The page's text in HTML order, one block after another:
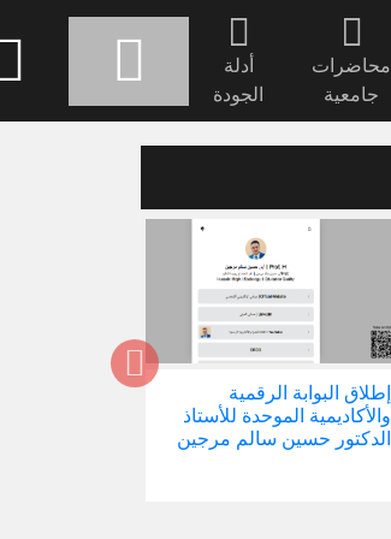
محاضرات
جامعية
أدلة
الجودة
إطلاق البوابة الرقمية
والأكاديمية الموحدة للأستاذ
الدكتور حسين سالم مرجين